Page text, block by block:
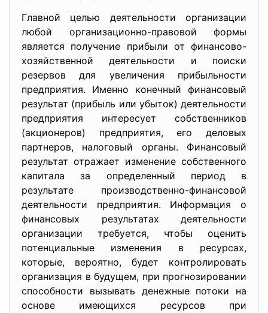
Главной целью деятельности организации
любой организационно-правовой формы
является получение прибыли от финансово-
хозяйственной деятельности и поиски
резервов для увеличения прибыльности
предприятия. Именно конечный финансовый
результат (прибыль или убыток) деятельности
предприятия интересует собственников
(акционеров) предприятия, его деловых
партнеров, налоговый органы. Финансовый
результат отражает изменение собственного
капитала за определенный период в
результате производственно-финансовой
деятельности предприятия. Информация о
финансовых результатах деятельности
организации требуется, чтобы оценить
потенциальные изменения в ресурсах,
которые, вероятно, будет контролировать
организация в будущем, при прогнозировании
способности вызывать денежные потоки на
основе имеющихся ресурсов при